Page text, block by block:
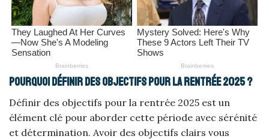
Pourquoi définir des objectifs pour la rentrée 2025 ?
Définir des objectifs pour la rentrée 2025 est un
élément clé pour aborder cette période avec sérénité
et détermination. Avoir des objectifs clairs vous